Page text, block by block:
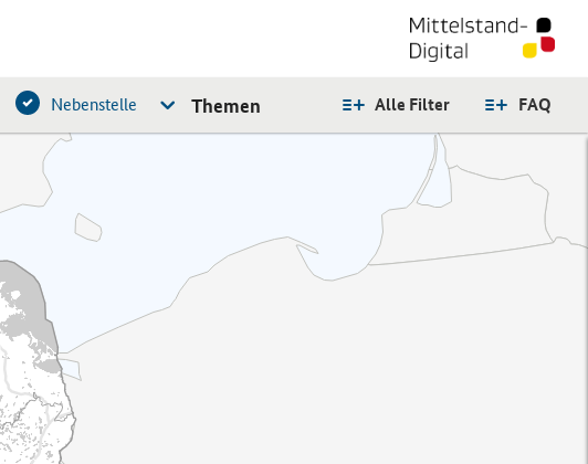
FAQ
Alle Filter
Nebenstelle Themen